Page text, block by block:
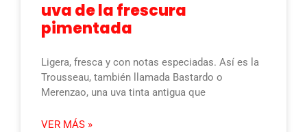
uva de la frescura
pimentada
Ligera, fresca y con notas especiadas. Así es la
Trousseau, también llamada Bastardo o
Merenzao, una uva tinta antigua que
VER MÁS »